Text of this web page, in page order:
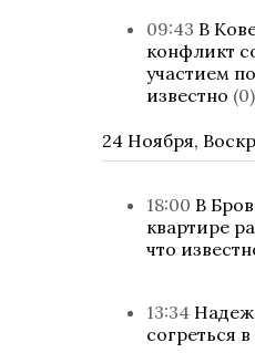
09:43 В
конфликт
участием
известно (0)
24 Ноября,
18:00 В
квартире
что
13:34
согреться